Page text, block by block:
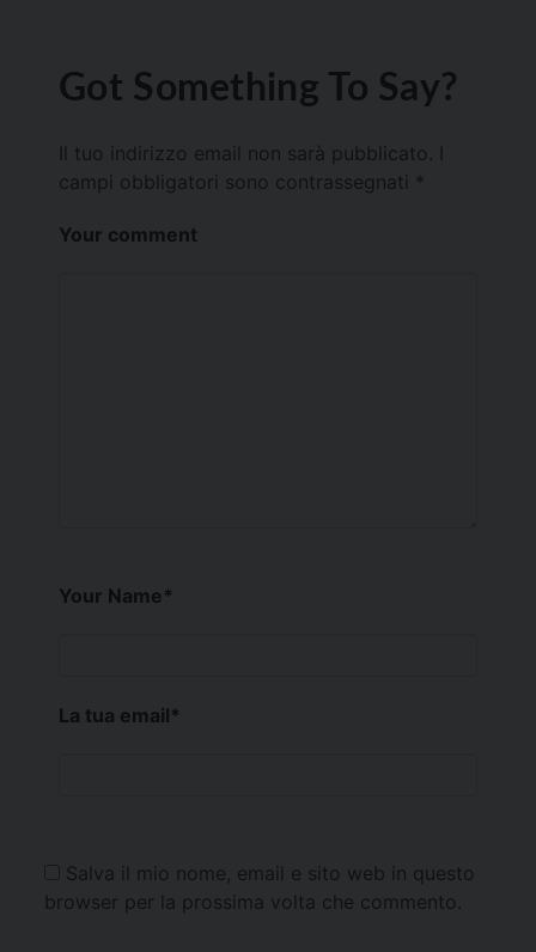
Got Something To Say?
Il tuo indirizzo email non sarà pubblicato.
campi obbligatori sono contrassegnati *
Your comment
Your Name*
La tua email*
Salva il mio nome, email e sito web in questo
browser per la prossima volta che commento.